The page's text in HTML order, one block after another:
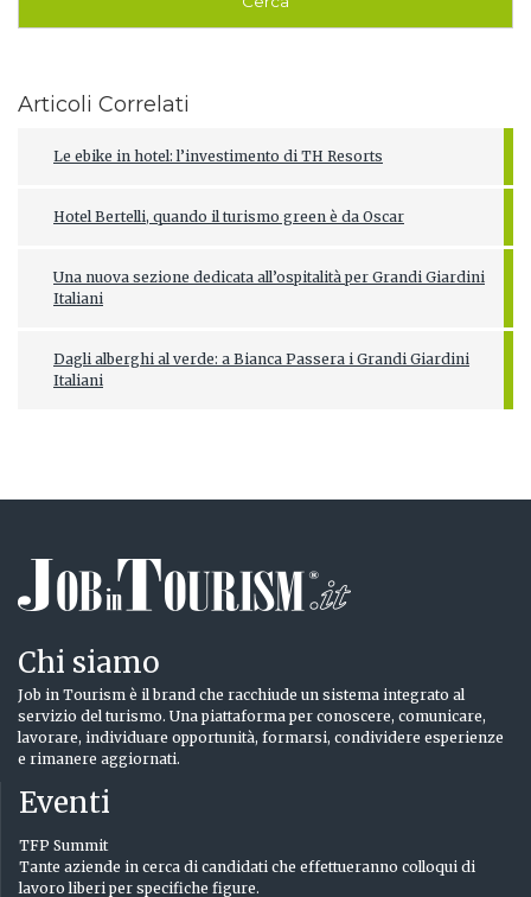
Articoli Correlati
Le ebike in hotel: l’investimento di TH Resorts
Hotel Bertelli, quando il turismo green è da Oscar
Una nuova sezione dedicata all’ospitalità per Grandi Giardini
Italiani
Dagli alberghi al verde: a Bianca Passera i Grandi Giardini
Italiani
Chi siamo
Job in Tourism è il brand che racchiude un sistema integrato al
servizio del turismo. Una piattaforma per conoscere, comunicare,
lavorare, individuare opportunità, formarsi, condividere esperienze
e rimanere aggiornati.
Eventi
TFP Summit
Tante aziende in cerca di candidati che effettueranno colloqui di
lavoro liberi per specifiche figure.